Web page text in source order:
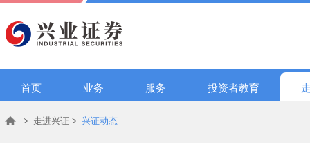
首页 业务 服务 投资者教育
> 走进兴证 > 兴证动态